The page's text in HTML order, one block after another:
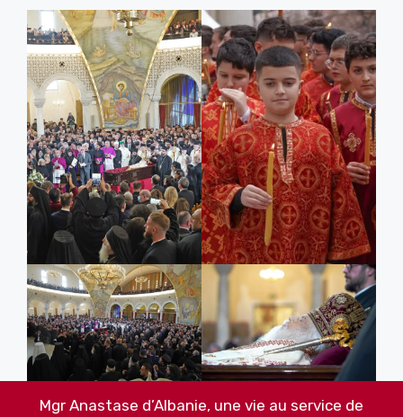
Mgr Anastase d’Albanie, une vie au service de